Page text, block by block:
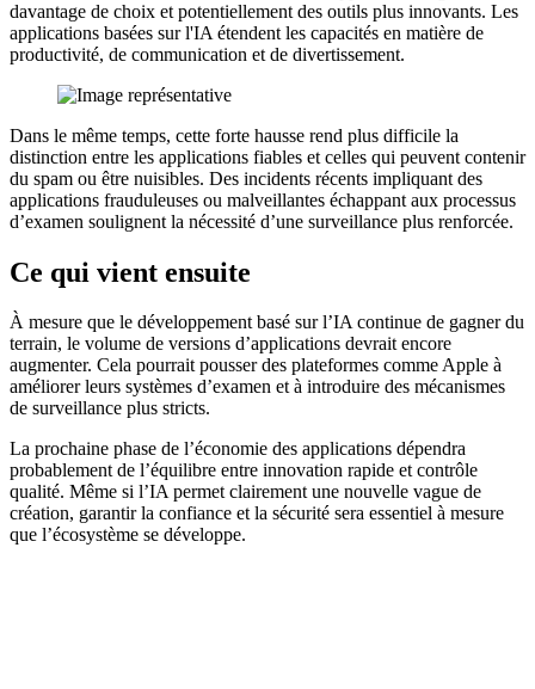
davantage de choix et potentiellement des outils plus innovants. Les
applications basées sur l'IA étendent les capacités en matière de
productivité, de communication et de divertissement.
Dans le même temps, cette forte hausse rend plus difficile la
distinction entre les applications fiables et celles qui peuvent contenir
du spam ou être nuisibles. Des incidents récents impliquant des
applications frauduleuses ou malveillantes échappant aux processus
d’examen soulignent la nécessité d’une surveillance plus renforcée.
Ce qui vient ensuite
À mesure que le développement basé sur l’IA continue de gagner du
terrain, le volume de versions d’applications devrait encore
augmenter. Cela pourrait pousser des plateformes comme Apple à
améliorer leurs systèmes d’examen et à introduire des mécanismes
de surveillance plus stricts.
La prochaine phase de l’économie des applications dépendra
probablement de l’équilibre entre innovation rapide et contrôle
qualité. Même si l’IA permet clairement une nouvelle vague de
création, garantir la confiance et la sécurité sera essentiel à mesure
que l’écosystème se développe.